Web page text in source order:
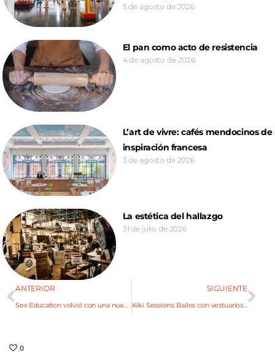
5 de agosto de 2026
El pan como acto de resistencia
4 de agosto de 2026
L’art de vivre: cafés mendocinos de
inspiración francesa
3 de agosto de 2026
La estética del hallazgo
31 de julio de 2026
ANTERIOR
Sex Education volvió con una nueva temporada
SIGUIENTE
Kiki Sessions: Bailes con vestuarios espectaculares
0